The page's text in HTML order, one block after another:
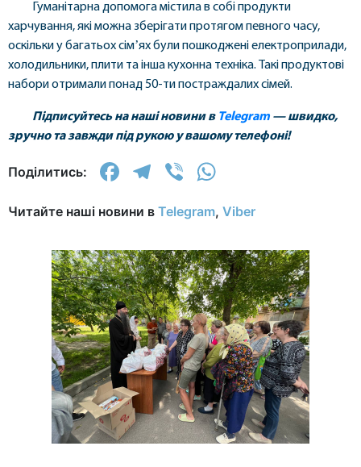
Гуманітарна допомога містила в собі продукти
харчування, які можна зберігати протягом певного часу,
оскільки у багатьох сімʼях були пошкоджені електроприлади,
холодильники, плити та інша кухонна техніка. Такі продуктові
набори отримали понад 50-ти постраждалих сімей.
Підписуйтесь на наші новини в Telegram — швидко,
зручно та завжди під рукою у вашому телефоні!
Поділитись: Facebook
Telegram
Viber
Читайте наші новини в Telegram, Viber